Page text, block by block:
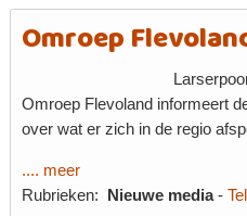
Omroep
Omroep Flevoland informeert
over wat er zich in de regio
.... meer
Rubrieken:
Nieuwe media-